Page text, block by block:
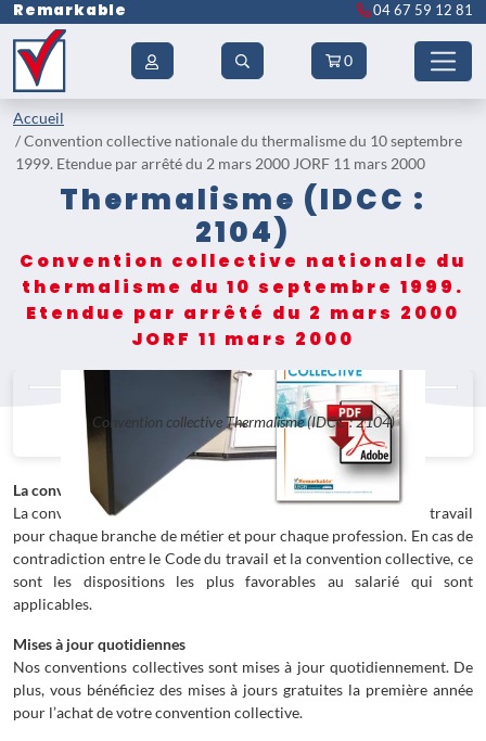
Remarkable 04 67 59 12 81
0
Accueil
Convention collective nationale du thermalisme du 10 septembre
1999. Etendue par arrêté du 2 mars 2000 JORF 11 mars 2000
Thermalisme (IDCC :
2104)
Convention collective nationale du
thermalisme du 10 septembre 1999.
Etendue par arrêté du 2 mars 2000
JORF 11 mars 2000
Convention collective Thermalisme (IDCC : 2104)
La convention collective
La convention collective complète les dispositions du code du travail
pour chaque branche de métier et pour chaque profession. En cas de
contradiction entre le Code du travail et la convention collective, ce
sont les dispositions les plus favorables au salarié qui sont
applicables.
Mises à jour quotidiennes
Nos conventions collectives sont mises à jour quotidiennement. De
plus, vous bénéficiez des mises à jours gratuites la première année
pour l’achat de votre convention collective.